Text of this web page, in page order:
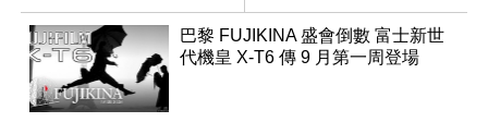
領銜換裝
巴黎 FUJIKINA 盛會倒數 富士新世
代機皇 X-T6 傳 9 月第一周登場